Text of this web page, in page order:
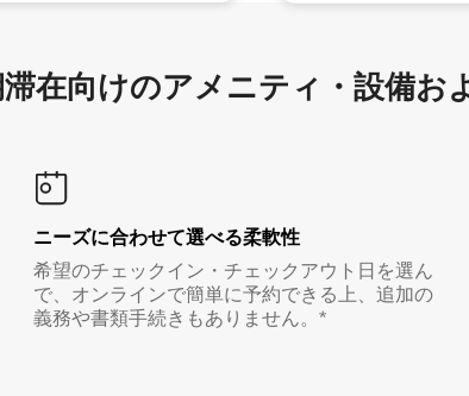
在向け⁠のア⁠メ⁠ニ⁠テ⁠ィ⁠・設⁠備⁠お
ニーズに合わせて選べる柔軟性
希望のチェックイン・チェックアウト日を選ん
で、オンラインで簡単に予約できる上、追加の
義務や書類手続きもありません。*